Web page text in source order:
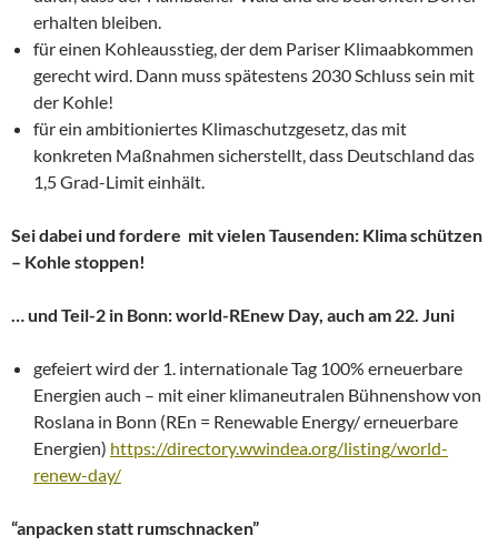
erhalten bleiben.
für einen Kohleausstieg, der dem Pariser Klimaabkommen
gerecht wird. Dann muss spätestens 2030 Schluss sein mit
der Kohle!
für ein ambitioniertes Klimaschutzgesetz, das mit
konkreten Maßnahmen sicherstellt, dass Deutschland das
1,5 Grad-Limit einhält.
Sei dabei und fordere mit vielen Tausenden: Klima schützen
– Kohle stoppen!
… und Teil-2 in Bonn: world-REnew Day, auch am 22. Juni
gefeiert wird der 1. internationale Tag 100% erneuerbare
Energien auch – mit einer klimaneutralen Bühnenshow von
Roslana in Bonn (REn = Renewable Energy/ erneuerbare
Energien) https://directory.wwindea.org/listing/world-
renew-day/
“anpacken statt rumschnacken”